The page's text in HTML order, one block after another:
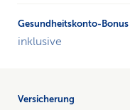
Gesundheitskonto-
inklusive